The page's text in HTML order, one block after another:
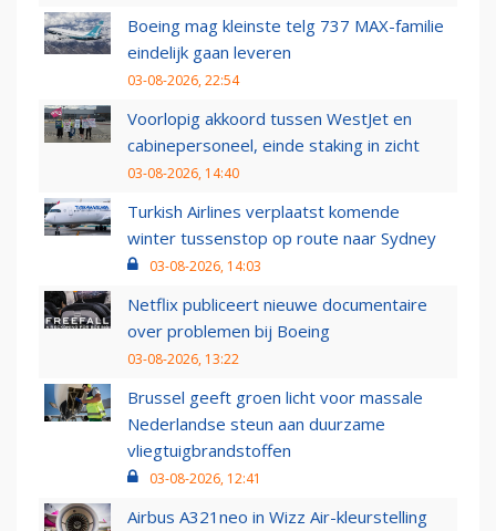
Boeing mag kleinste telg 737 MAX-familie
eindelijk gaan leveren
03-08-2026, 22:54
Voorlopig akkoord tussen WestJet en
cabinepersoneel, einde staking in zicht
03-08-2026, 14:40
Turkish Airlines verplaatst komende
winter tussenstop op route naar Sydney
03-08-2026, 14:03
Netflix publiceert nieuwe documentaire
over problemen bij Boeing
03-08-2026, 13:22
Brussel geeft groen licht voor massale
Nederlandse steun aan duurzame
vliegtuigbrandstoffen
03-08-2026, 12:41
Airbus A321neo in Wizz Air-kleurstelling